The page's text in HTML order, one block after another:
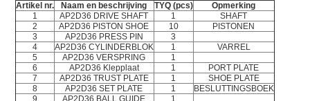
Artikel nr. Naam en beschrijving TYQ (pcs)
Opmerking
1
AP2D36 DRIVE SHAFT 1
SHAFT
2
AP2D36 PISTON SHOE 10
PISTONEN
3
AP2D36 PRESS PIN
3
4
AP2D36 CYLINDERBLOK 1
VARREL
5
AP2D36 VERSPRING
1
6
AP2D36 Klepplaat 1
PORT PLATE
7
AP2D36 TRUST PLATE 1
SHOE PLATE
8
AP2D36 SET PLATE 1
BESLUTTINGSBOEK